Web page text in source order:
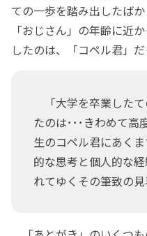
ての一歩を踏み出したば
「おじさん」の年齢に近
したのは、「コペル君」だ
「大学を卒業した
たのは･･･きわめて高
生のコペル君にあく
的な思考と個人的な
れてゆくその筆致の見